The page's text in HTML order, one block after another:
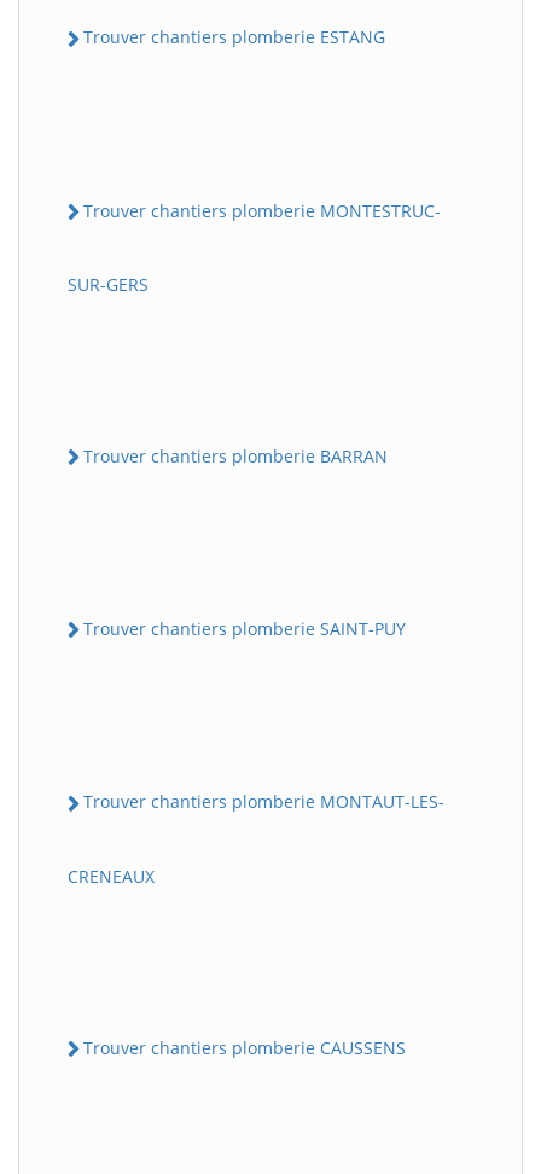
Trouver chantiers plomberie ESTANG
Trouver chantiers plomberie MONTESTRUC-
SUR-GERS
Trouver chantiers plomberie BARRAN
Trouver chantiers plomberie SAINT-PUY
Trouver chantiers plomberie MONTAUT-LES-
CRENEAUX
Trouver chantiers plomberie CAUSSENS